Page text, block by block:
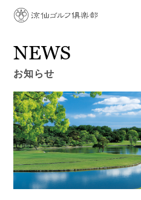
NEWS
お知らせ